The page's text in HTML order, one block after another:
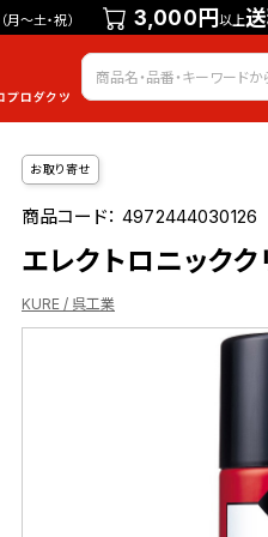
（月～土・祝） 3,000円以上
会員
お取り寄せ
商品コード：4972444030126
エレクトロニック
KURE / 呉工業